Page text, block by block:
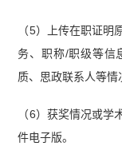
（5）上传在职证
务、职称/职级等信
质、思政联系人等情
（6）获奖情况或
件电子版。